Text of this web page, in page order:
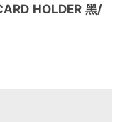
HOLDER 黑/